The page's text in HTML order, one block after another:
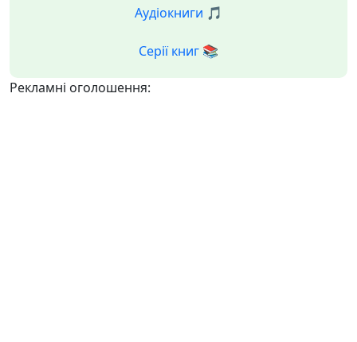
Аудіокниги 🎵
Серії книг 📚
Рекламні оголошення: